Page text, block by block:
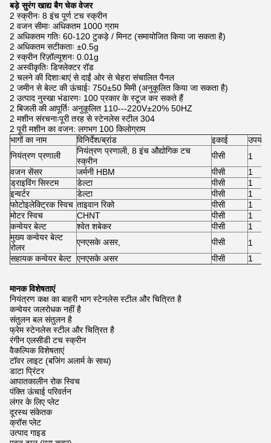
बड़े सुरंग खाद्य बैग चेक वेजर
2 स्क्रीनः 8 इंच पूर्ण टच स्क्रीन
2 वजन सीमाः अधिकतम 1000 ग्राम
2 अधिकतम गतिः 60-120 टुकड़े / मिनट (समायोजित किया जा सकता है)
2 अधिकतम सटीकताः ±0.5g
2 स्क्रीन रिज़ॉल्यूशनः 0.01g
2 अस्वीकृतिः डिफ्लेक्टर रॉड
2 चलने की दिशाःबाएं से दाईं ओर से चेहरा संचालित पैनल
2 जमीन से बेल्ट की ऊंचाईः 750±50 मिमी (अनुकूलित किया जा सकता है)
2 उत्पाद नुस्खा भंडारणः 100 प्रकार के स्टूज कर सकते हैं
2 बिजली की आपूर्तिः अनुकूलित 110---220V±20% 50HZ
2 मशीन संरचनाःपूरी तरह से स्टेनलेस स्टील 304
2 पूरी मशीन का वजन: लगभग 100 किलोग्राम
भागों का नाम
विनिर्देश/ब्रांड इकाई
उपयोग
नियंत्रण प्रणाली
नियंत्रण प्रणाली, 8 इंच औद्योगिक टच
स्क्रीन
पीसी
1
वजन सेंसर
जर्मनी HBM पीसी
1
ड्राइविंग सिस्टम
डेल्टा पीसी
1
इन्वर्टर
डेल्टा पीसी
1
फोटोइलेक्ट्रिक स्विच ताइवान रिको पीसी
1
मोटर स्विच
CHNT पीसी
1
कन्वेयर बेल्ट
श्वेत शबेकर पीसी
1
मुख्य कन्वेयर बेल्ट
रोलर
एनएसके असर, पीसी
1
सहायक कन्वेयर बेल्ट एनएसके असर पीसी 1
मानक विशेषताएं
नियंत्रण कक्ष का बाहरी भाग स्टेनलेस स्टील और चित्रित है
कन्वेयर जलरोधक नहीं है
संतुलन बल संतुलन है
फ्रेम स्टेनलेस स्टील और चित्रित है
रंगीन एलसीडी टच स्क्रीन
वैकल्पिक विशेषताएं
टॉवर लाइट (बजिंग अलार्म के साथ)
डाटा प्रिंटर
आपातकालीन रोक स्विच
पंक्ति ऊंचाई परिवर्तन
लंगर के लिए प्लेट
दूरस्थ संकेतक
क्रॉस प्लेट
उत्पाद गाइड